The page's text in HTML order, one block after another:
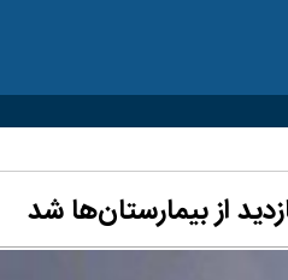
از بیمارستان‌ها شد